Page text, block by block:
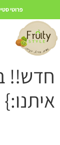
פרוטי